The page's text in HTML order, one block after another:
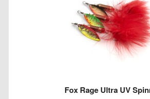
Fox Rage Ultra UV